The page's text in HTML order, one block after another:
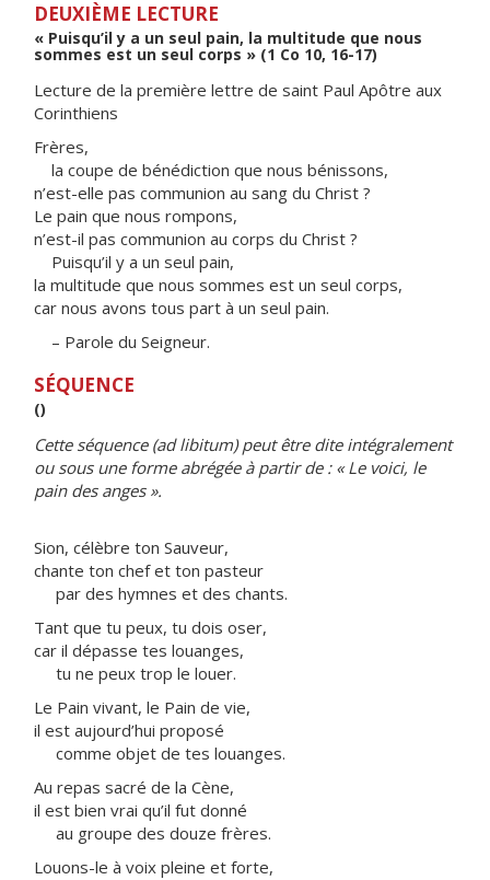
DEUXIÈME LECTURE
« Puisqu’il y a un seul pain, la multitude que nous
sommes est un seul corps » (1 Co 10, 16-17)
Lecture de la première lettre de saint Paul Apôtre aux
Corinthiens
Frères,
la coupe de bénédiction que nous bénissons,
n’est-elle pas communion au sang du Christ ?
Le pain que nous rompons,
n’est-il pas communion au corps du Christ ?
Puisqu’il y a un seul pain,
la multitude que nous sommes est un seul corps,
car nous avons tous part à un seul pain.
– Parole du Seigneur.
SÉQUENCE
()
Cette séquence (ad libitum) peut être dite intégralement
ou sous une forme abrégée à partir de : « Le voici, le
pain des anges ».
Sion, célèbre ton Sauveur,
chante ton chef et ton pasteur
par des hymnes et des chants.
Tant que tu peux, tu dois oser,
car il dépasse tes louanges,
tu ne peux trop le louer.
Le Pain vivant, le Pain de vie,
il est aujourd’hui proposé
comme objet de tes louanges.
Au repas sacré de la Cène,
il est bien vrai qu’il fut donné
au groupe des douze frères.
Louons-le à voix pleine et forte,